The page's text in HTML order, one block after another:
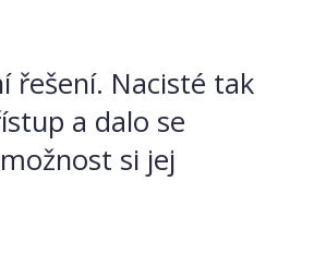
řešení. Nacisté tak
a dalo se
si jej